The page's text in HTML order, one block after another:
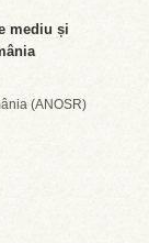
mediu și
(ANOSR)